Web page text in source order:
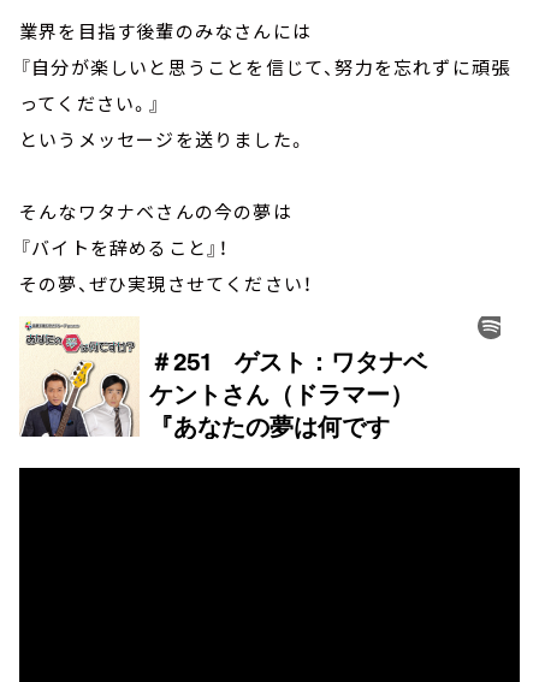
業界を目指す後輩のみなさんには
『自分が楽しいと思うことを信じて、努力を忘れずに頑張
ってください。』
というメッセージを送りました。
そんなワタナベさんの今の夢は
『バイトを辞めること』！
その夢、ぜひ実現させてください！